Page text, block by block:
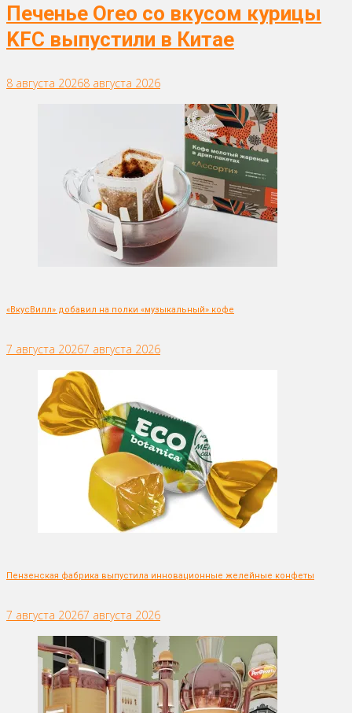
Печенье Oreo со вкусом курицы
KFC выпустили в Китае
8 августа 20268 августа 2026
«ВкусВилл» добавил на полки «музыкальный» кофе
7 августа 20267 августа 2026
Пензенская фабрика выпустила инновационные желейные конфеты
7 августа 20267 августа 2026